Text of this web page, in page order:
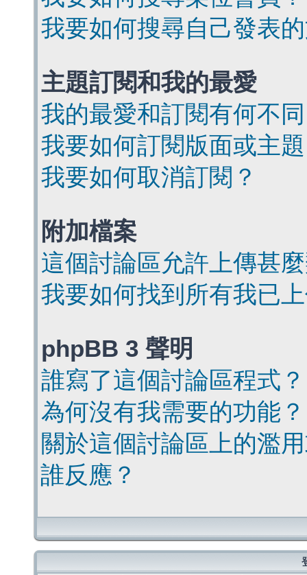
我要如何搜尋自己發表
主題訂閱和我的最愛
我的最愛和訂閱有何不
我要如何訂閱版面或主
我要如何取消訂閱？
附加檔案
這個討論區允許上傳甚
我要如何找到所有我已
phpBB 3 聲明
誰寫了這個討論區程式？
為何沒有我需要的功能？
關於這個討論區上的濫
誰反應？